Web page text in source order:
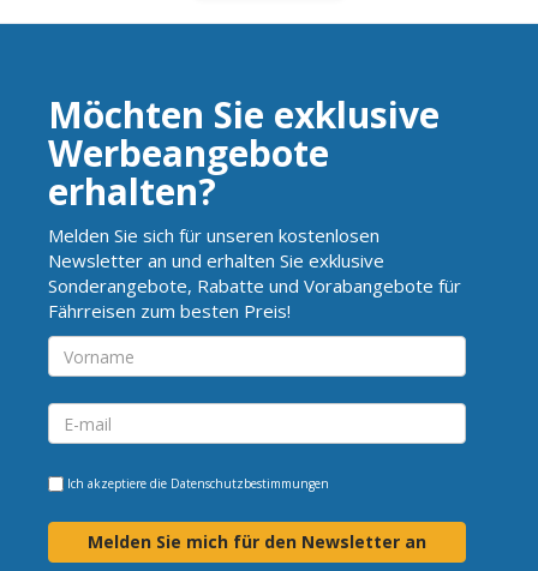
Möchten Sie exklusive
Werbeangebote
erhalten?
Melden Sie sich für unseren kostenlosen
Newsletter an und erhalten Sie exklusive
Sonderangebote, Rabatte und Vorabangebote für
Fährreisen zum besten Preis!
Ich akzeptiere die Datenschutzbestimmungen
Melden Sie mich für den Newsletter an